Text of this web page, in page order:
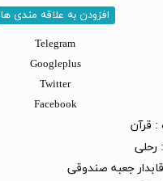
افزودن به علاقه مندی ها
Telegram
Googleplus
Twitter
Facebook
: قرآن
رحلی
قابدار جعبه صندوقی